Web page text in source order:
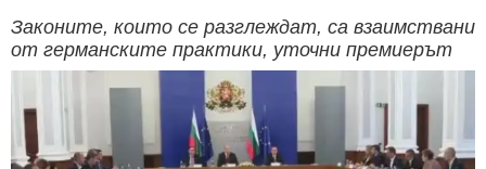
Законите, които се разглеждат, са взаимствани
от германските практики, уточни премиерът